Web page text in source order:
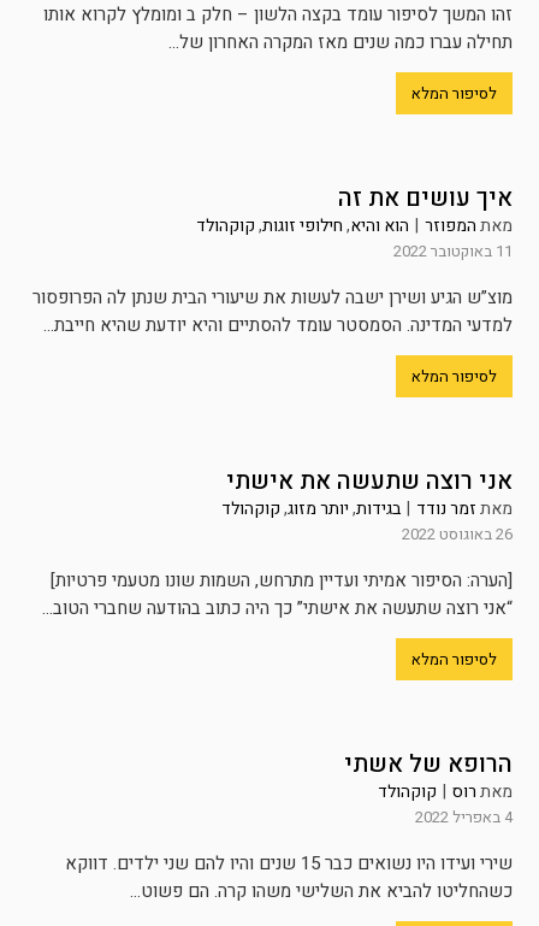
זהו המשך לסיפור עומד בקצה הלשון – חלק ב ומומלץ לקרוא אותו
תחילה עברו כמה שנים מאז המקרה האחרון של...
לסיפור המלא
איך עושים את זה
מאתהמפוזר | הוא והיא,חילופי זוגות,קוקהולד
11 באוקטובר 2022
מוצ”ש הגיע ושירן ישבה לעשות את שיעורי הבית שנתן לה הפרופסור
למדעי המדינה. הסמסטר עומד להסתיים והיא יודעת שהיא חייבת...
לסיפור המלא
אני רוצה שתעשה את אישתי
מאתזמר נודד | בגידות,יותר מזוג,קוקהולד
26 באוגוסט 2022
[הערה: הסיפור אמיתי ועדיין מתרחש, השמות שונו מטעמי פרטיות]
“אני רוצה שתעשה את אישתי” כך היה כתוב בהודעה שחברי הטוב...
לסיפור המלא
הרופא של אשתי
מאתרוס | קוקהולד
4 באפריל 2022
שירי ועידו היו נשואים כבר 15 שנים והיו להם שני ילדים. דווקא
כשהחליטו להביא את השלישי משהו קרה. הם פשוט...